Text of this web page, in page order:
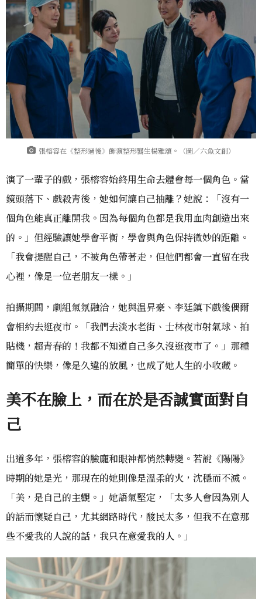
張榕容在《整形過後》飾演整形醫生楊雅頌。（圖／六魚文創）
演了一輩子的戲，張榕容始終用生命去體會每一個角色。當
鏡頭落下、戲殺青後，她如何讓自己抽離？她說：「沒有一
個角色能真正離開我。因為每個角色都是我用血肉創造出來
的。」但經驗讓她學會平衡，學會與角色保持微妙的距離。
「我會提醒自己，不被角色帶著走，但他們都會一直留在我
心裡，像是一位老朋友一樣。」
拍攝期間，劇組氣氛融洽，她與温昇豪、李廷鎮下戲後偶爾
會相約去逛夜市。「我們去淡水老街、士林夜市射氣球、拍
貼機，超青春的！我都不知道自己多久沒逛夜市了。」那種
簡單的快樂，像是久違的放風，也成了她人生的小收藏。
美不在臉上，而在於是否誠實面對自
己
出道多年，張榕容的臉龐和眼神都悄然轉變。若說《陽陽》
時期的她是光，那現在的她則像是溫柔的火，沈穩而不滅。
「美，是自己的主觀。」她語氣堅定，「太多人會因為別人
的話而懷疑自己，尤其網路時代，酸民太多，但我不在意那
些不愛我的人說的話，我只在意愛我的人。」